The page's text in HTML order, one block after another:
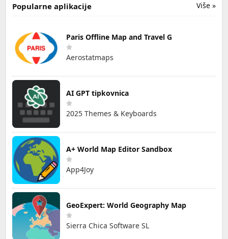
Više »
Popularne aplikacije
Paris Offline Map and Travel G
Aerostatmaps
AI GPT tipkovnica
2025 Themes & Keyboards
A+ World Map Editor Sandbox
App4Joy
GeoExpert: World Geography Map
Sierra Chica Software SL